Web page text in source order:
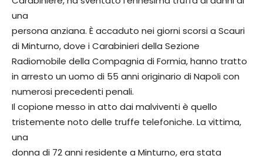
una
persona anziana. È accaduto nei giorni scorsi a Scauri
di Minturno, dove i Carabinieri della Sezione
Radiomobile della Compagnia di Formia, hanno tratto
in arresto un uomo di 55 anni originario di Napoli con
numerosi precedenti penali.
Il copione messo in atto dai malviventi è quello
tristemente noto delle truffe telefoniche. La vittima,
una
donna di 72 anni residente a Minturno, era stata